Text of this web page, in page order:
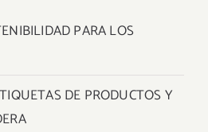
PARA LOS
DE PRODUCTOS Y